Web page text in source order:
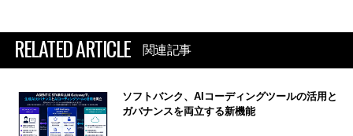
RELATED ARTICLE 関連記事
ソフトバンク、AIコーディングツールの活用と
ガバナンスを両立する新機能